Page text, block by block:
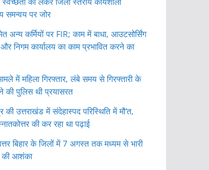
समन्वय पर जोर
अन्य कर्मियों पर FIR; काम में बाधा, आउटसोर्सिंग
और निगम कार्यालय का काम प्रभावित करने का
में महिला गिरफ्तार, लंबे समय से गिरफ्तारी के
की पुलिस थी प्रयासरत
उत्तराखंड में संदेहास्पद परिस्थिति में मौ’त,
की कर रहा था पढ़ाई
बिहार के जिलों में 7 अगस्त तक मध्यम से भारी
की आशंका